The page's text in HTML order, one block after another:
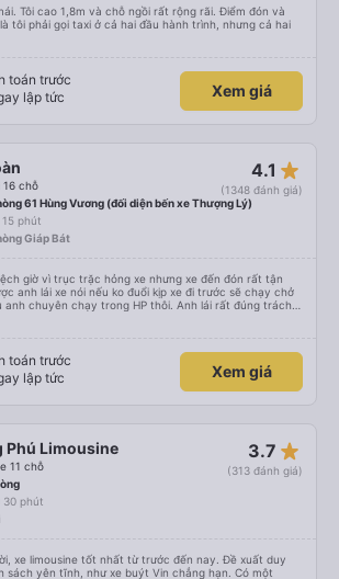
Tôi cao 1,8m và chỗ ngồi rất rộng rãi. Điểm đón và
tôi phải gọi taxi ở cả hai đầu hành trình, nhưng cả hai
toán trước
lập tức
Xem giá
16 chỗ
4.1 star_rate
(1348 đánh giá)
61 Hùng Vương (đối diện bến xe Thượng Lý)
15 phút
Giáp Bát
giờ vì trục trặc hỏng xe nhưng xe đến đón rất tận
anh lái xe nói nếu ko đuổi kịp xe đi trước sẽ chạy chở
anh chuyên chạy trong HP thôi. Anh lái rất đúng trách
đặt khách lên hàng đầu. Sẽ ủng hộ xe dài dài. P/s: xe
toán trước
lập tức
Xem giá
Phú Limousine
11 chỗ
3.7 star_rate
(313 đánh giá)
30 phút
xe limousine tốt nhất từ trước đến nay. Đề xuất duy
sách yên tĩnh, như xe buýt Vin chẳng hạn. Có một